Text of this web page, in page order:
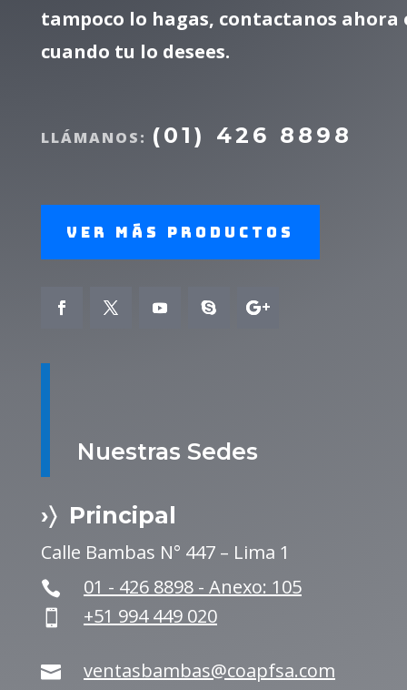
tampoco lo hagas, contactanos ahora
cuando tu lo desees.
LLÁMANOS: (01) 426 8898
Ver más productos
Nuestras Sedes
›〉 Principal
Calle Bambas N° 447 – Lima 1
 01 - 426 8898 - Anexo: 105
 +51 994 449 020
 ventasbambas@coapfsa.com